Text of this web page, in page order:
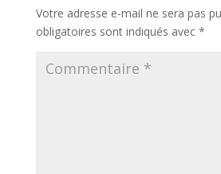
Votre adresse e-mail ne sera pas
obligatoires sont indiqués avec *